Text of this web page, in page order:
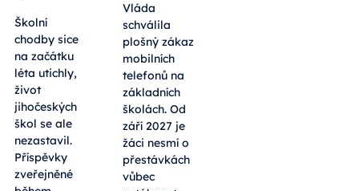
Školní
chodby sice
na začátku
léta utichly,
život
jihočeských
škol se ale
nezastavil.
Příspěvky
zveřejněné
Vláda
schválila
plošný zákaz
mobilních
telefonů na
základních
školách. Od
září 2027 je
žáci nesmí o
přestávkách
vůbec